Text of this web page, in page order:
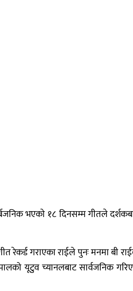
भएको १८ दिनसम्म गीतले
गराएका राईले पुनः मनमा बी
यूटुव च्यानलबाट सार्वजनिक